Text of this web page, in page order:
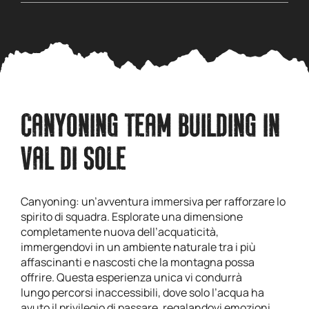
CANYONING TEAM BUILDING IN
VAL DI SOLE
Canyoning: un’avventura immersiva per rafforzare lo
spirito di squadra. Esplorate una dimensione
completamente nuova dell’acquaticità,
immergendovi in un ambiente naturale tra i più
affascinanti e nascosti che la montagna possa
offrire. Questa esperienza unica vi condurrà
lungo percorsi inaccessibili, dove solo l’acqua ha